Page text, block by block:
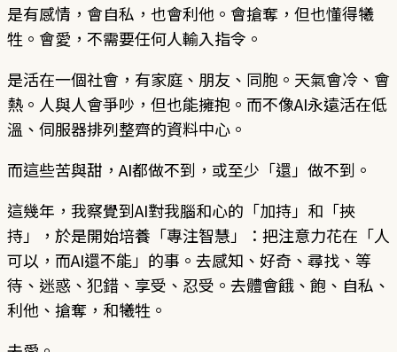
是有感情，會自私，也會利他。會搶奪，但也懂得犧
牲。會愛，不需要任何人輸入指令。
是活在一個社會，有家庭、朋友、同胞。天氣會冷、會
熱。人與人會爭吵，但也能擁抱。而不像AI永遠活在低
溫、伺服器排列整齊的資料中心。
而這些苦與甜，AI都做不到，或至少「還」做不到。
這幾年，我察覺到AI對我腦和心的「加持」和「挾
持」，於是開始培養「專注智慧」：把注意力花在「人
可以，而AI還不能」的事。去感知、好奇、尋找、等
待、迷惑、犯錯、享受、忍受。去體會餓、飽、自私、
利他、搶奪，和犧牲。